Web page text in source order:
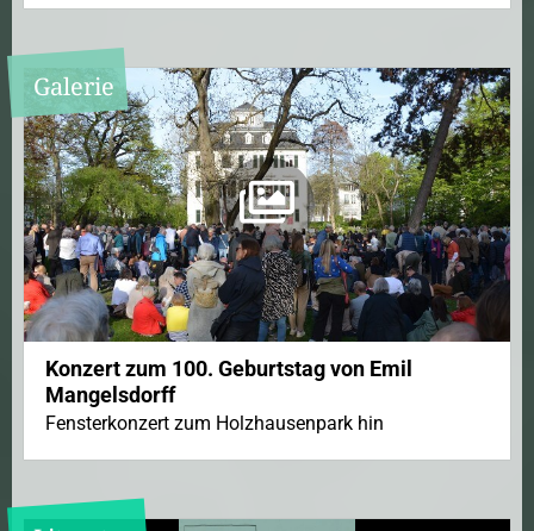
Galerie
Konzert zum 100. Geburtstag von Emil
Mangelsdorff
Fensterkonzert zum Holzhausenpark hin